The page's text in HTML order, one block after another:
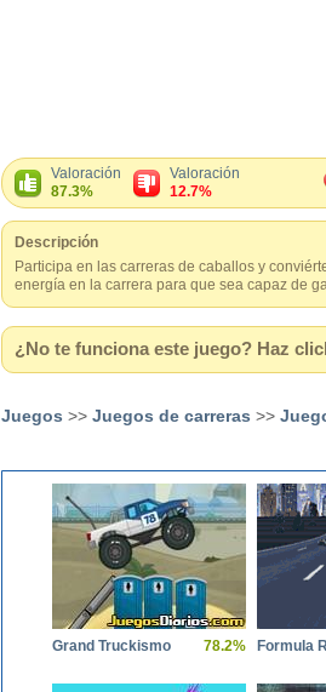
Valoración
87.3%
Valoración
12.7%
Descripción
Participa en las carreras de caballos y
energía en la carrera para que sea capaz de
¿No te funciona este juego? Haz
Juegos >> Juegos de carreras >>
Grand Truckismo 78.2% Formula